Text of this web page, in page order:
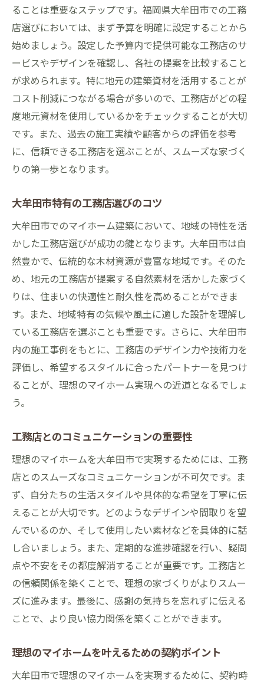
ることは重要なステップです。福岡県大牟田市での工務
店選びにおいては、まず予算を明確に設定することから
始めましょう。設定した予算内で提供可能な工務店のサ
ービスやデザインを確認し、各社の提案を比較すること
が求められます。特に地元の建築資材を活用することが
コスト削減につながる場合が多いので、工務店がどの程
度地元資材を使用しているかをチェックすることが大切
です。また、過去の施工実績や顧客からの評価を参考
に、信頼できる工務店を選ぶことが、スムーズな家づく
りの第一歩となります。
大牟田市特有の工務店選びのコツ
大牟田市でのマイホーム建築において、地域の特性を活
かした工務店選びが成功の鍵となります。大牟田市は自
然豊かで、伝統的な木材資源が豊富な地域です。そのた
め、地元の工務店が提案する自然素材を活かした家づく
りは、住まいの快適性と耐久性を高めることができま
す。また、地域特有の気候や風土に適した設計を理解し
ている工務店を選ぶことも重要です。さらに、大牟田市
内の施工事例をもとに、工務店のデザイン力や技術力を
評価し、希望するスタイルに合ったパートナーを見つけ
ることが、理想のマイホーム実現への近道となるでしょ
う。
工務店とのコミュニケーションの重要性
理想のマイホームを大牟田市で実現するためには、工務
店とのスムーズなコミュニケーションが不可欠です。ま
ず、自分たちの生活スタイルや具体的な希望を丁寧に伝
えることが大切です。どのようなデザインや間取りを望
んでいるのか、そして使用したい素材などを具体的に話
し合いましょう。また、定期的な進捗確認を行い、疑問
点や不安をその都度解消することが重要です。工務店と
の信頼関係を築くことで、理想の家づくりがよりスムー
ズに進みます。最後に、感謝の気持ちを忘れずに伝える
ことで、より良い協力関係を築くことができます。
理想のマイホームを叶えるための契約ポイント
大牟田市で理想のマイホームを実現するために、契約時